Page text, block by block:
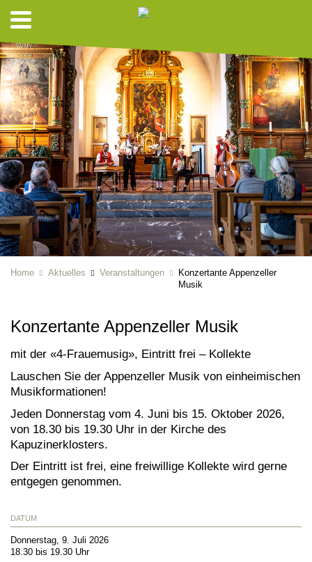
Home Aktuelles Veranstaltungen
Konzertante Appenzeller
Musik
Konzertante Appenzeller Musik
mit der «4-Frauemusig», Eintritt frei – Kollekte
Lauschen Sie der Appenzeller Musik von einheimischen
Musikformationen!
Jeden Donnerstag vom 4. Juni bis 15. Oktober 2026,
von 18.30 bis 19.30 Uhr in der Kirche des
Kapuzinerklosters.
Der Eintritt ist frei, eine freiwillige Kollekte wird gerne
entgegen genommen.
DATUM
Donnerstag, 9. Juli 2026
18.30 bis 19.30 Uhr